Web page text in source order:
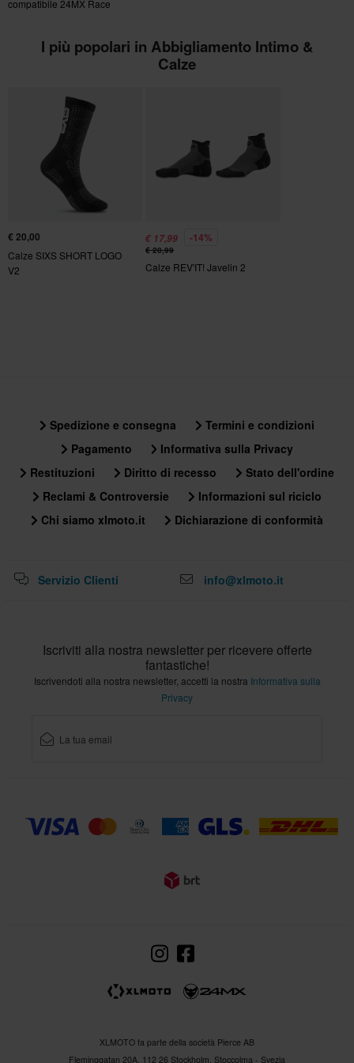
compatibile 24MX Race
I più popolari in Abbigliamento Intimo &
Calze
€ 20,00
Calze SIXS SHORT LOGO
V2
€ 17,99 -14%
€ 20,99
Calze REV'IT! Javelin 2
Spedizione e consegna
Termini e condizioni
Pagamento
Informativa sulla Privacy
Restituzioni
Diritto di recesso
Stato dell'ordine
Reclami & Controversie
Informazioni sul riciclo
Chi siamo xlmoto.it
Dichiarazione di conformità
Servizio Clienti info@xlmoto.it
Iscriviti alla nostra newsletter per ricevere offerte
fantastiche!
Iscrivendoti alla nostra newsletter, accetti la nostra Informativa sulla
Privacy
XLMOTO fa parte della società Pierce AB
Fleminggatan 20A, 112 26 Stockholm, Stoccolma - Svezia